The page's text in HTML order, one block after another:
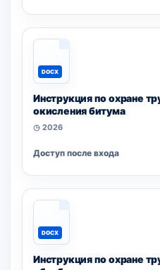
DOCX
Инструкция по охране
окисления битума
◷ 2026
Доступ после входа
DOCX
Инструкция по охране